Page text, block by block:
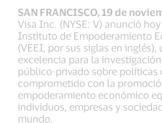
SAN FRANCISCO, 19 de
Visa Inc. (NYSE: V) anunció
Instituto de Empoderamiento
(VEEI, por sus siglas en inglés),
excelencia para la
público-privado sobre políticas
comprometido con la
empoderamiento económico
individuos, empresas y
mundo.